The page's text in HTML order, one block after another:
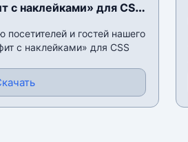
с наклейками» для CSS
и гостей нашего
с наклейками» для CSS